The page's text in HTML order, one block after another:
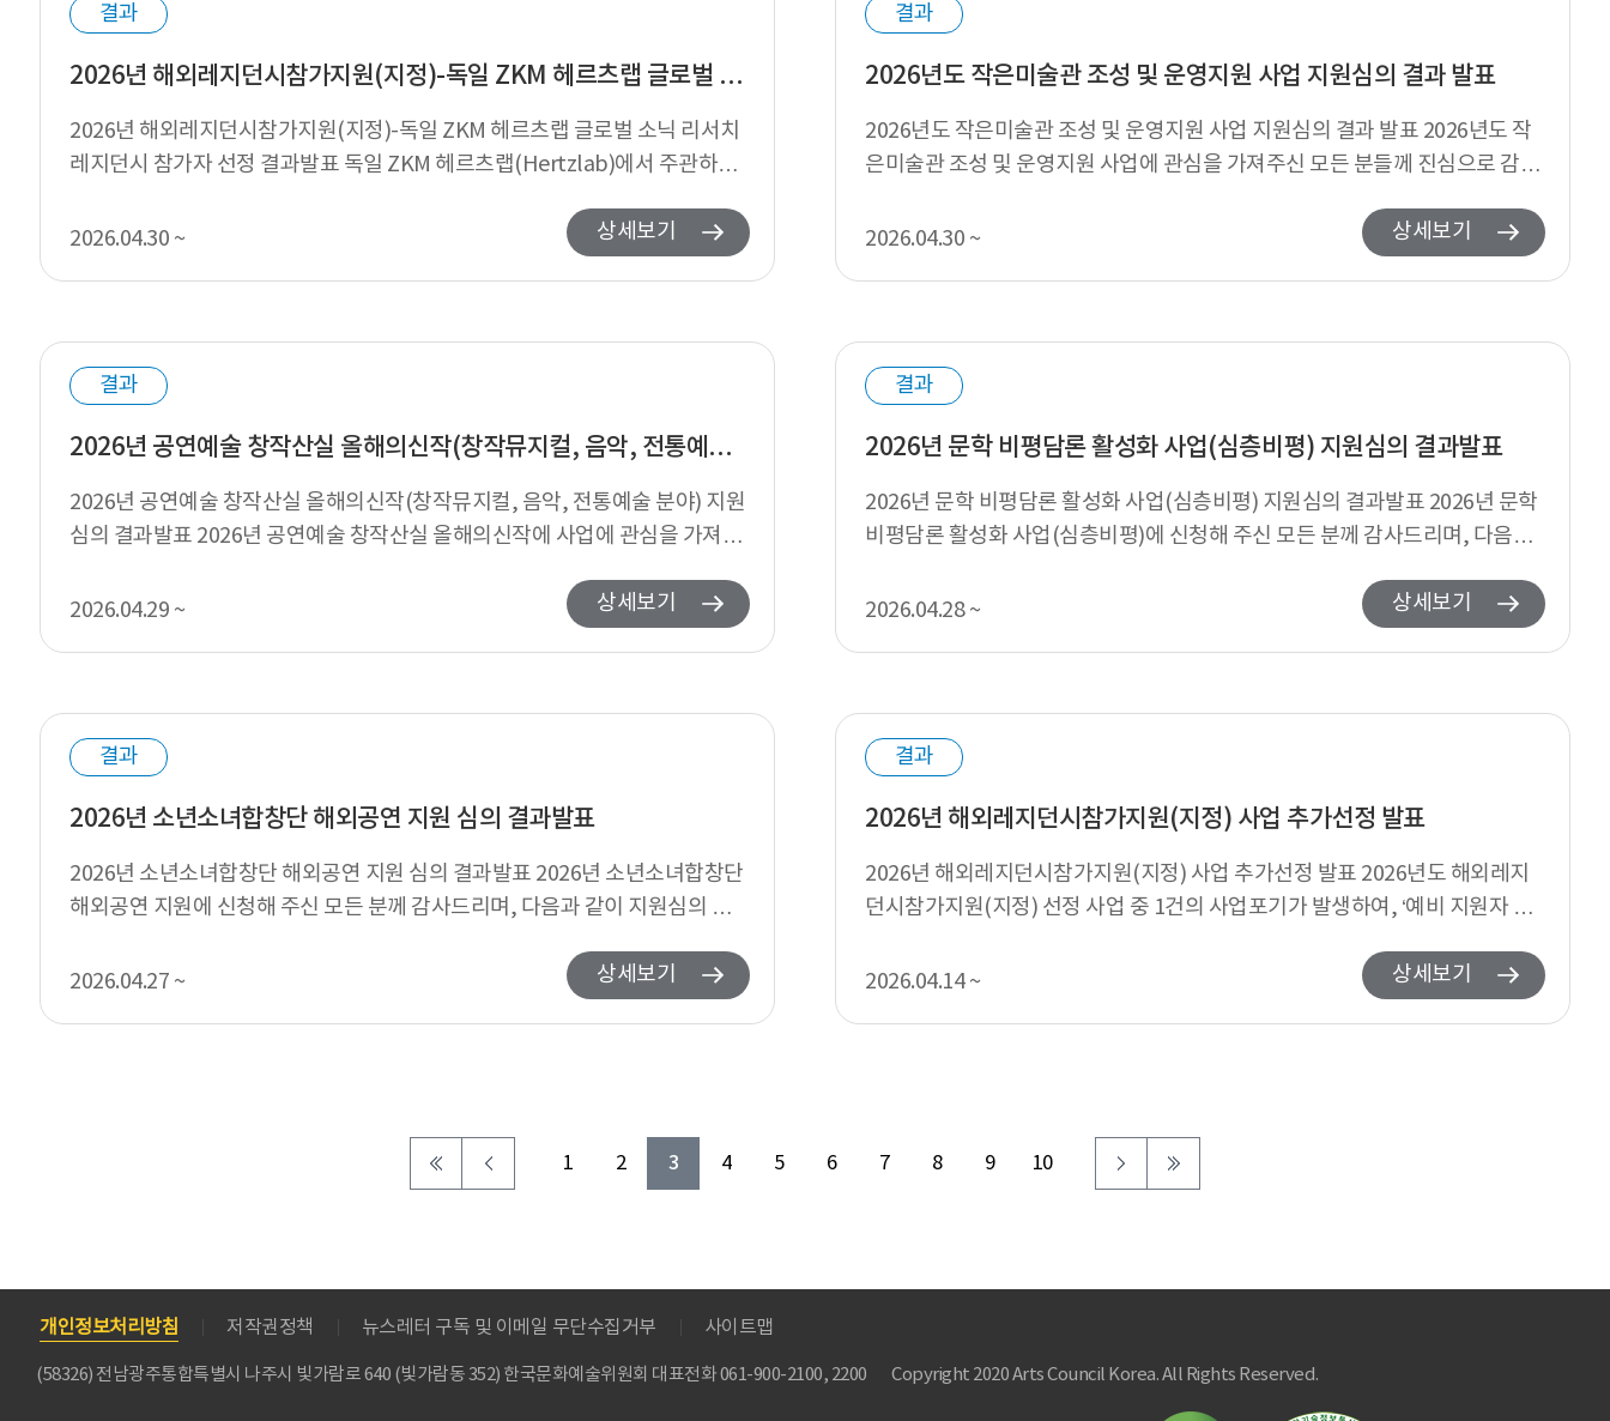
결과
2026년 해외레지던시참가지원(지정)-독일 ZKM 헤르츠랩 글로벌 소닉 리서치 레지던시 참가자 선정 결과발표
2026년 해외레지던시참가지원(지정)-독일 ZKM 헤르츠랩 글로벌 소닉 리서치
레지던시 참가자 선정 결과발표 독일 ZKM 헤르츠랩(Hertzlab)에서 주관하고
2026.04.30 ~
상세보기
결과
2026년도 작은미술관 조성 및 운영지원 사업 지원심의 결과 발표
2026년도 작은미술관 조성 및 운영지원 사업 지원심의 결과 발표 2026년도 작
은미술관 조성 및 운영지원 사업에 관심을 가져주신 모든 분들께 진심으로 감사
2026.04.30 ~
상세보기
결과
2026년 공연예술 창작산실 올해의신작(창작뮤지컬, 음악, 전통예술 분야) 지원심의 결과발표
2026년 공연예술 창작산실 올해의신작(창작뮤지컬, 음악, 전통예술 분야) 지원
심의 결과발표 2026년 공연예술 창작산실 올해의신작에 사업에 관심을 가져주
2026.04.29 ~
상세보기
결과
2026년 문학 비평담론 활성화 사업(심층비평) 지원심의 결과발표
2026년 문학 비평담론 활성화 사업(심층비평) 지원심의 결과발표 2026년 문학
비평담론 활성화 사업(심층비평)에 신청해 주신 모든 분께 감사드리며, 다음과
2026.04.28 ~
상세보기
결과
2026년 소년소녀합창단 해외공연 지원 심의 결과발표
2026년 소년소녀합창단 해외공연 지원 심의 결과발표 2026년 소년소녀합창단
해외공연 지원에 신청해 주신 모든 분께 감사드리며, 다음과 같이 지원심의 결
2026.04.27 ~
상세보기
결과
2026년 해외레지던시참가지원(지정) 사업 추가선정 발표
2026년 해외레지던시참가지원(지정) 사업 추가선정 발표 2026년도 해외레지
던시참가지원(지정) 선정 사업 중 1건의 사업포기가 발생하여, ‘예비 지원자 선
2026.04.14 ~
상세보기
1 2 3 4 5 6 7 8 9 10
개인정보처리방침 저작권정책 뉴스레터 구독 및 이메일 무단수집거부 사이트맵
(58326) 전남광주통합특별시 나주시 빛가람로 640 (빛가람동 352) 한국문화예술위원회 대표전화 061-900-2100, 2200 Copyright 2020 Arts Council Korea. All Rights Reserved.